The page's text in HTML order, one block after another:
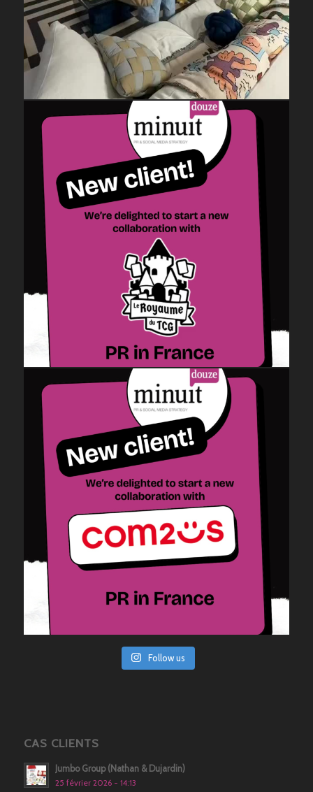
Follow us
CAS CLIENTS
Jumbo Group (Nathan & Dujardin)
25 février 2026 - 14:13